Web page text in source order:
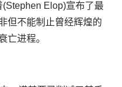
(Stephen Elop)宣布了最
但不能制止曾经辉煌的
亡进程。